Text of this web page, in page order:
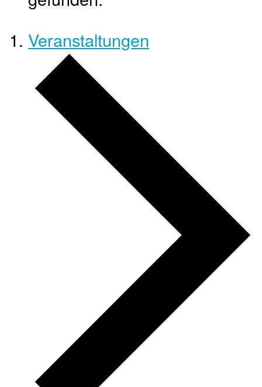
Veranstaltungen